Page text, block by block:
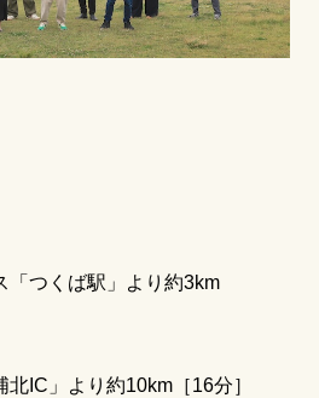
「つくば駅」より約3km
IC」より約10km［16分］